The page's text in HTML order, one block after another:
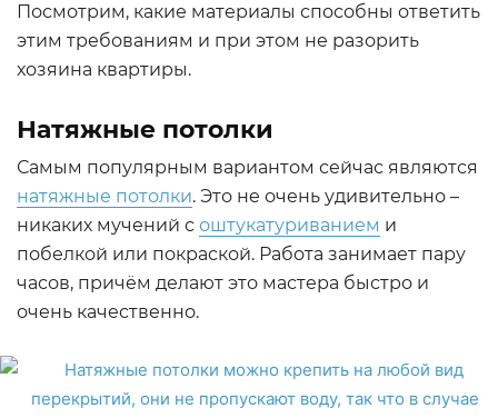
Посмотрим, какие материалы способны ответить
этим требованиям и при этом не разорить
хозяина квартиры.
Натяжные потолки
Самым популярным вариантом сейчас являются
натяжные потолки. Это не очень удивительно –
никаких мучений с оштукатуриванием и
побелкой или покраской. Работа занимает пару
часов, причём делают это мастера быстро и
очень качественно.